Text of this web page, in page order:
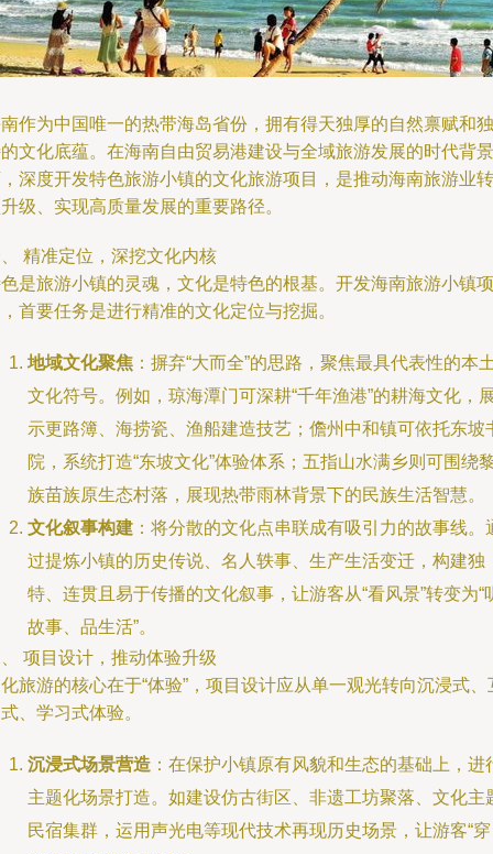
作为中国唯一的热带海岛省份，拥有得天独厚的自然禀赋和独
文化底蕴。在海南自由贸易港建设与全域旅游发展的时代背景
深度开发特色旅游小镇的文化旅游项目，是推动海南旅游业转
级、实现高质量发展的重要路径。
精准定位，深挖文化内核
是旅游小镇的灵魂，文化是特色的根基。开发海南旅游小镇项
首要任务是进行精准的文化定位与挖掘。
地域文化聚焦 ：摒弃“大而全”的思路，聚焦最具代表性的本
文化符号。例如，琼海潭门可深耕“千年渔港”的耕海文化，
示更路簿、海捞瓷、渔船建造技艺；儋州中和镇可依托东坡
院，系统打造“东坡文化”体验体系；五指山水满乡则可围绕
族苗族原生态村落，展现热带雨林背景下的民族生活智慧。
文化叙事构建 ：将分散的文化点串联成有吸引力的故事线。
过提炼小镇的历史传说、名人轶事、生产生活变迁，构建独
特、连贯且易于传播的文化叙事，让游客从“看风景”转变为“
故事、品生活”。
项目设计，推动体验升级
旅游的核心在于“体验”，项目设计应从单一观光转向沉浸式、
、学习式体验。
沉浸式场景营造 ：在保护小镇原有风貌和生态的基础上，进
主题化场景打造。如建设仿古街区、非遗工坊聚落、文化主
民宿集群，运用声光电等现代技术再现历史场景，让游客“穿